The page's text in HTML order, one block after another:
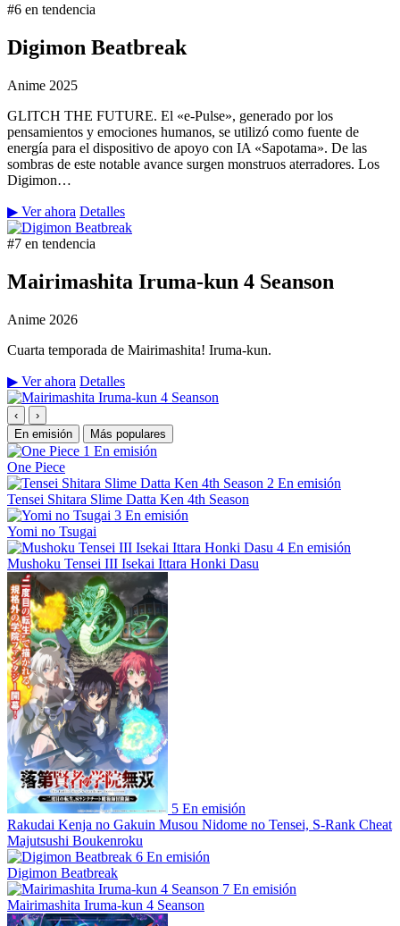
#6 en tendencia
Digimon Beatbreak
Anime 2025
GLITCH THE FUTURE. El «e-Pulse», generado por los
pensamientos y emociones humanos, se utilizó como fuente de
energía para el dispositivo de apoyo con IA «Sapotama». De las
sombras de este notable avance surgen monstruos aterradores. Los
Digimon…
▶ Ver ahora Detalles
#7 en tendencia
Mairimashita Iruma-kun 4 Seanson
Anime 2026
Cuarta temporada de Mairimashita! Iruma-kun.
▶ Ver ahora Detalles
‹
›
En emisión
Más populares
1 En emisión
One Piece
2 En emisión
Tensei Shitara Slime Datta Ken 4th Season
3 En emisión
Yomi no Tsugai
4 En emisión
Mushoku Tensei III Isekai Ittara Honki Dasu
5 En emisión
Rakudai Kenja no Gakuin Musou Nidome no Tensei, S-Rank Cheat
Majutsushi Boukenroku
6 En emisión
Digimon Beatbreak
7 En emisión
Mairimashita Iruma-kun 4 Seanson